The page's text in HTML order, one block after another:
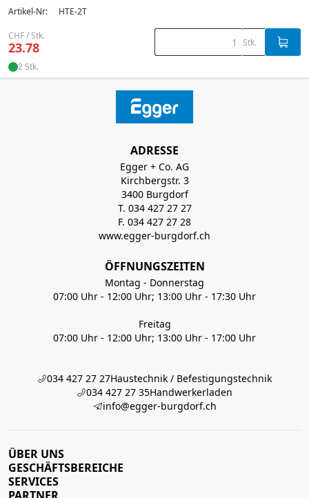
Artikel-Nr: HTE-2T
CHF / Stk.
23.78 Stk.
2 Stk.
ADRESSE
Egger + Co. AG
Kirchbergstr. 3
3400 Burgdorf
T. 034 427 27 27
F. 034 427 27 28
www.egger-burgdorf.ch
ÖFFNUNGSZEITEN
Montag - Donnerstag
07:00 Uhr - 12:00 Uhr; 13:00 Uhr - 17:30 Uhr
Freitag
07:00 Uhr - 12:00 Uhr; 13:00 Uhr - 17:00 Uhr
034 427 27 27Haustechnik / Befestigungstechnik
034 427 27 35Handwerkerladen
info@egger-burgdorf.ch
ÜBER UNS
GESCHÄFTSBEREICHE
SERVICES